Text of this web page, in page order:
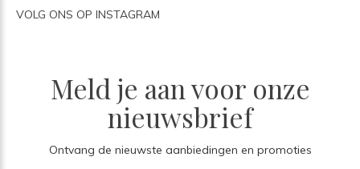
VOLG ONS OP INSTAGRAM
Meld je aan voor onze
nieuwsbrief
Ontvang de nieuwste aanbiedingen en promoties